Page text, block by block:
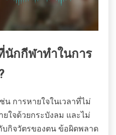
นักกีฬาทำในการ
การหายใจในเวลาที่ไม่
ยใจด้วยกระบังลม และไม่
บกิจวัตรของตน ข้อผิดพลาด